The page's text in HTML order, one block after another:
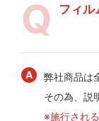
フィル
弊社商品は
その為、説
※施行され